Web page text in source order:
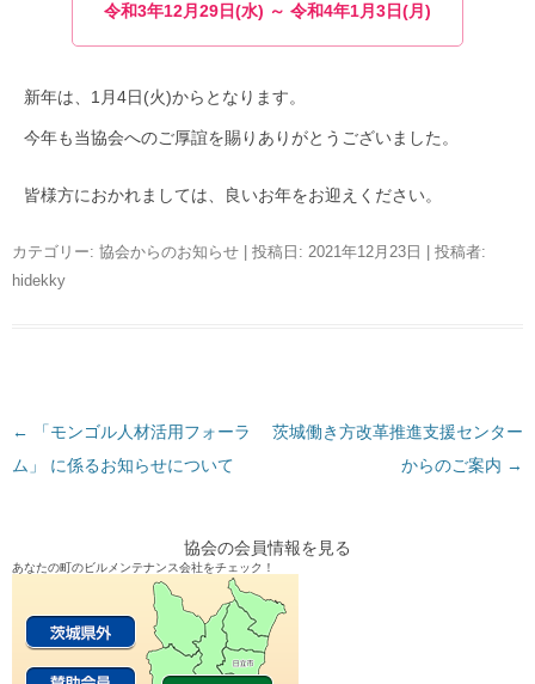
令和3年12月29日(水) ～ 令和4年1月3日(月)
新年は、1月4日(火)からとなります。
今年も当協会へのご厚誼を賜りありがとうございました。
皆様方におかれましては、良いお年をお迎えください。
カテゴリー: 協会からのお知らせ | 投稿日: 2021年12月23日
投稿者:
hidekky
投
稿
ゲ
ョ
←
「モンゴル人材活用フォーラ
ム」 に係るお知らせについて
茨城働き方改革推進支援センター
からのご案内 →
協会の会員情報を見る
あなたの町のビルメンテナンス会社をチェック！